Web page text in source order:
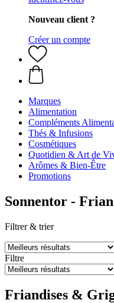
Nouveau client ?
Créer un compte
Marques
Alimentation
Compléments
Thés & Infusions
Cosmétiques
Quotidien & Art de
Arômes & Bien-Être
Promotions
Sonnentor -
Filtrer & trier
Filtre
Friandises &